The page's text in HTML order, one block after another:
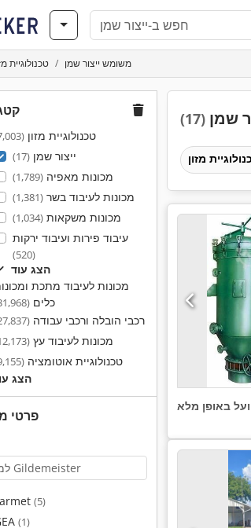
טכנולוגיית משומש ייצור שמן
טכנולוגיית מזון(7,003)
ייצור שמן(17)
מכונות מאפיה(1,789)
מכונות לעיבוד בשר(1,381)
מכונות משקאות(1,034)
עיבוד פירות ועיבוד ירקות
(520)
הצג עוד
מכונות לעיבוד מתכת
כלים(31,968)
רכבי הובלה ורכבי עבודה(27,837)
מכונות לעיבוד עץ(12,173)
טכנולוגיית אוטומציה(9,155)
הצג
פרטי
(5)
(1)
שמן (17)
באופן מלא